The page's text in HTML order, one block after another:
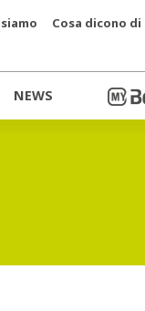
NEWS
Cosa dicono di